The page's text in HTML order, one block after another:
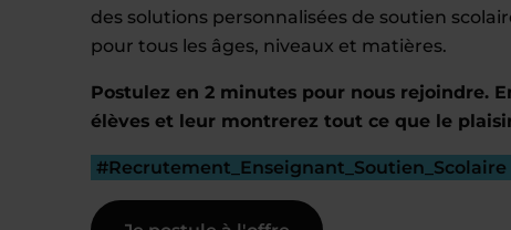
des solutions personnalisées de soutien
pour tous les âges, niveaux et matières.
Postulez en 2 minutes pour nous rejoindre.
élèves et leur montrerez tout ce que le
#Recrutement_Enseignant_Soutien_Scolaire